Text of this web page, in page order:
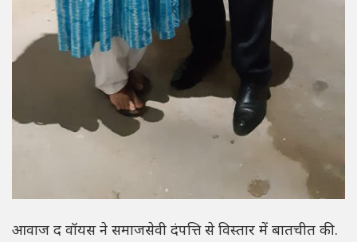
आवाज द वॉयस ने समाजसेवी दंपत्ति से विस्तार में बातचीत की.